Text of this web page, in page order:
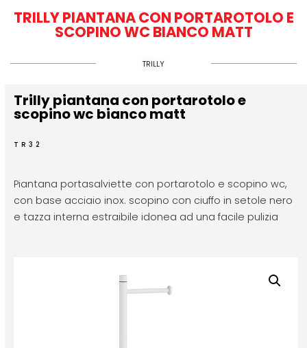
TRILLY PIANTANA CON PORTAROTOLO E
SCOPINO WC BIANCO MATT
TRILLY
Trilly piantana con portarotolo e
scopino wc bianco matt
TR32
Piantana portasalviette con portarotolo e scopino wc,
con base acciaio inox. scopino con ciuffo in setole nero
e tazza interna estraibile idonea ad una facile pulizia